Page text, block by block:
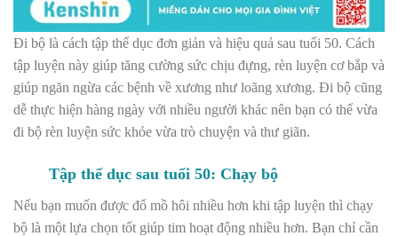
Đi bộ là cách tập thể dục đơn giản và hiệu quả sau tuổi 50. Cách
tập luyện này giúp tăng cường sức chịu đựng, rèn luyện cơ bắp và
giúp ngăn ngừa các bệnh về xương như loãng xương. Đi bộ cũng
dễ thực hiện hàng ngày với nhiều người khác nên bạn có thể vừa
đi bộ rèn luyện sức khỏe vừa trò chuyện và thư giãn.
Tập thể dục sau tuổi 50: Chạy bộ
Nếu bạn muốn được đổ mồ hôi nhiều hơn khi tập luyện thì chạy
bộ là một lựa chọn tốt giúp tim hoạt động nhiều hơn. Bạn chỉ cần